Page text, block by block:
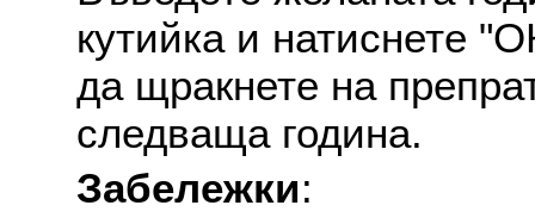
кутийка и натиснете
да щракнете на
следваща година.
Забележки: